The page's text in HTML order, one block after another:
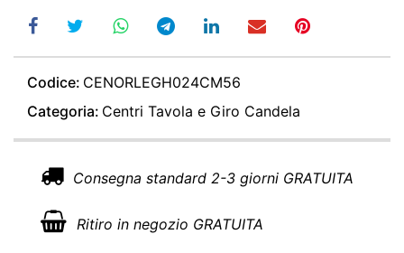
Codice: CENORLEGH024CM56
Categoria: Centri Tavola e Giro Candela
Consegna standard 2-3 giorni GRATUITA
Ritiro in negozio GRATUITA